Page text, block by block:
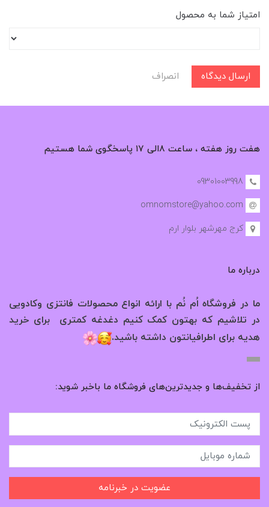
امتیاز شما به محصول
ارسال دیدگاه انصراف
هفت روز هفته ، ساعت ۸الی ۱۷ پاسخگوی شما هستیم
09301003998
omnomstore@yahoo.com
کرج مهرشهر بلوار ارم
درباره ما
ما در فروشگاه اُم نُم با ارائه انواع محصولات فانتزی وکادویی
در تلاشیم که بهتون کمک کنیم دغدغه کمتری برای خرید
هدیه برای اطرافیانتون داشته باشید.
از تخفیف‌ها و جدیدترین‌های فروشگاه ما باخبر شوید:
عضویت در خبرنامه